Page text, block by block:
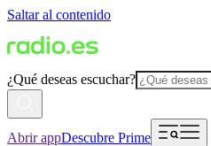
Saltar al contenido
¿Qué deseas escuchar?
Abrir appDescubre Prime